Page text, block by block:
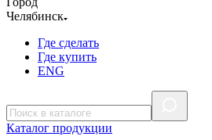
Челябинск
Где сделать
Где купить
ENG
Каталог продукции